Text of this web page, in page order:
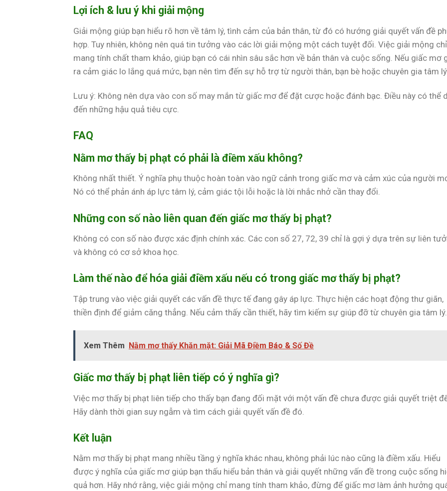
Lợi ích & lưu ý khi giải mộng
Giải mộng giúp bạn hiểu rõ hơn về tâm lý, tình cảm của bản thân, từ đó có hướng giải quyết vấn đề
hợp. Tuy nhiên, không nên quá tin tưởng vào các lời giải mộng một cách tuyệt đối. Việc giải mộng chỉ
mang tính chất tham khảo, giúp bạn có cái nhìn sâu sắc hơn về bản thân và cuộc sống. Nếu giấc mơ
ra cảm giác lo lắng quá mức, bạn nên tìm đến sự hỗ trợ từ người thân, bạn bè hoặc chuyên gia tâm lý.
Lưu ý: Không nên dựa vào con số may mắn từ giấc mơ để đặt cược hoặc đánh bạc. Điều này có thể
đến những hậu quả tiêu cực.
FAQ
Nằm mơ thấy bị phạt có phải là điềm xấu không?
Không nhất thiết. Ý nghĩa phụ thuộc hoàn toàn vào ngữ cảnh trong giấc mơ và cảm xúc của người
Nó có thể phản ánh áp lực tâm lý, cảm giác tội lỗi hoặc là lời nhắc nhở cần thay đổi.
Những con số nào liên quan đến giấc mơ thấy bị phạt?
Không có con số nào được xác định chính xác. Các con số 27, 72, 39 chỉ là gợi ý dựa trên sự liên
và không có cơ sở khoa học.
Làm thế nào để hóa giải điềm xấu nếu có trong giấc mơ thấy bị phạt?
Tập trung vào việc giải quyết các vấn đề thực tế đang gây áp lực. Thực hiện các hoạt động thư giãn,
thiền định để giảm căng thẳng. Nếu cảm thấy cần thiết, hãy tìm kiếm sự giúp đỡ từ chuyên gia tâm lý.
Xem Thêm Nằm mơ thấy Khăn mặt: Giải Mã Điềm Báo & Số Đề
Giấc mơ thấy bị phạt liên tiếp có ý nghĩa gì?
Việc mơ thấy bị phạt liên tiếp cho thấy bạn đang đối mặt với một vấn đề chưa được giải quyết triệt
Hãy dành thời gian suy ngẫm và tìm cách giải quyết vấn đề đó.
Kết luận
Nằm mơ thấy bị phạt mang nhiều tầng ý nghĩa khác nhau, không phải lúc nào cũng là điềm xấu. Hiểu
được ý nghĩa của giấc mơ giúp bạn thấu hiểu bản thân và giải quyết những vấn đề trong cuộc sống
quả hơn. Hãy nhớ rằng, việc giải mộng chỉ mang tính tham khảo, đừng để giấc mơ làm ảnh hưởng